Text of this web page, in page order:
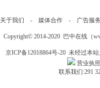
关于我们 - 媒体合作- 广告服务
Copyright© 2014-2020 巴中在线（
京ICP备12018864号-20未经过本站
营业执
联系我们:291